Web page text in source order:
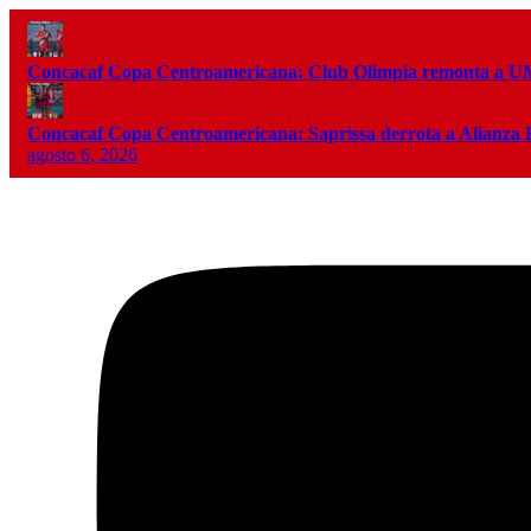
Concacaf Copa Centroamericana: Club Olimpia remonta a
Concacaf Copa Centroamericana: Saprissa derrota a Alianza
agosto 6, 2026